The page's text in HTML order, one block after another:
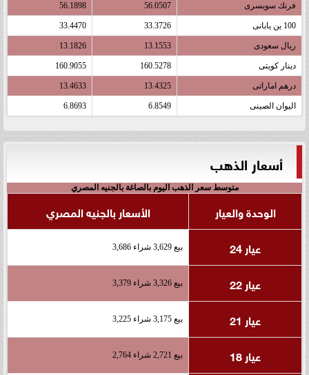
فرنك سويسرى 56.0507
56.1898
100 ين يابانى 33.3726
33.4470
ريال سعودى 13.1553
13.1826
دينار كويتى 160.5278
160.9055
درهم اماراتى 13.4325
13.4633
اليوان الصينى 6.8549
6.8693
أسعار الذهب
متوسط سعر الذهب اليوم بالصاغة بالجنيه المصري
الوحدة والعيار
الأسعار بالجنيه المصري
عيار 24
بيع 3,629 شراء 3,686
عيار 22 بيع 3,326 شراء 3,379
عيار 21 بيع 3,175 شراء 3,225
عيار 18 بيع 2,721 شراء 2,764